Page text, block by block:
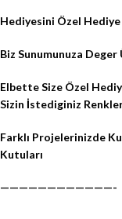
Hediyesini Özel
Biz Sunumunuza
Elbette Size Özel
Sizin İstediginiz
Farklı Projelerinizde
Kutuları
————————————-